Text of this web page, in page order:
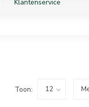
Klantenservice
Toon: